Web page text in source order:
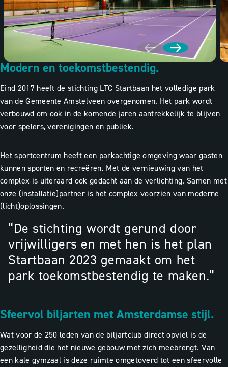
Modern en toekomstbestendig.
Eind 2017 heeft de stichting LTC Startbaan het volledige park
van de Gemeente Amstelveen overgenomen. Het park wordt
verbouwd om ook in de komende jaren aantrekkelijk te blijven
voor spelers, verenigingen en publiek.
Het sportcentrum heeft een parkachtige omgeving waar gasten
kunnen sporten en recreëren. Met de vernieuwing van het
complex is uiteraard ook gedacht aan de verlichting. Samen met
onze (installatie)partner is het complex voorzien van moderne
(licht)oplossingen.
“De stichting wordt gerund door
vrijwilligers en met hen is het plan
Startbaan 2023 gemaakt om het
park toekomstbestendig te maken.”
Sfeervol biljarten met Amsterdamse stijl.
Wat voor de 250 leden van de biljartclub direct opviel is de
gezelligheid die het nieuwe gebouw met zich meebrengt. Van
een kale gymzaal is deze ruimte omgetoverd tot een sfeervolle